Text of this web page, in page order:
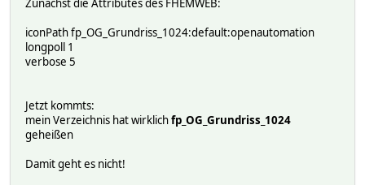
Zunächst die Attributes des FHEMWEB:
iconPath fp_OG_Grundriss_1024:default:openautomation
longpoll 1
verbose 5
Jetzt kommts:
mein Verzeichnis hat wirklichfp_OG_Grundriss_1024
geheißen
Damit geht es nicht!